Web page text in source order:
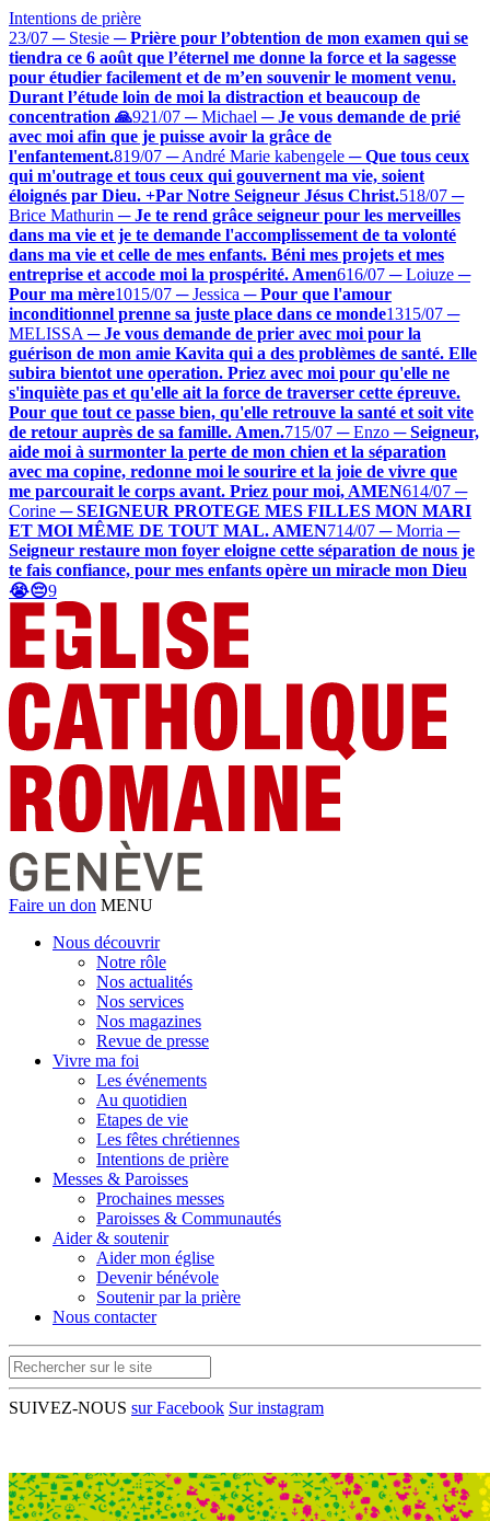
Intentions de prière
23/07 ─ Stesie ─ Prière pour l’obtention de mon examen qui se
tiendra ce 6 août que l’éternel me donne la force et la sagesse
pour étudier facilement et de m’en souvenir le moment venu.
Durant l’étude loin de moi la distraction et beaucoup de
concentration 🙏921/07 ─ Michael ─ Je vous demande de prié
avec moi afin que je puisse avoir la grâce de
l'enfantement.819/07 ─ André Marie kabengele ─ Que tous ceux
qui m'outrage et tous ceux qui gouvernent ma vie, soient
éloignés par Dieu. +Par Notre Seigneur Jésus Christ.518/07 ─
Brice Mathurin ─ Je te rend grâce seigneur pour les merveilles
dans ma vie et je te demande l'accomplissement de ta volonté
dans ma vie et celle de mes enfants. Béni mes projets et mes
entreprise et accode moi la prospérité. Amen616/07 ─ Loiuze ─
Pour ma mère1015/07 ─ Jessica ─ Pour que l'amour
inconditionnel prenne sa juste place dans ce monde1315/07 ─
MELISSA ─ Je vous demande de prier avec moi pour la
guérison de mon amie Kavita qui a des problèmes de santé. Elle
subira bientot une operation. Priez avec moi pour qu'elle ne
s'inquiète pas et qu'elle ait la force de traverser cette épreuve.
Pour que tout ce passe bien, qu'elle retrouve la santé et soit vite
de retour auprès de sa famille. Amen.715/07 ─ Enzo ─ Seigneur,
aide moi à surmonter la perte de mon chien et la séparation
avec ma copine, redonne moi le sourire et la joie de vivre que
me parcourait le corps avant. Priez pour moi, AMEN614/07 ─
Corine ─ SEIGNEUR PROTEGE MES FILLES MON MARI
ET MOI MÊME DE TOUT MAL. AMEN714/07 ─ Morria ─
Seigneur restaure mon foyer eloigne cette séparation de nous je
te fais confiance, pour mes enfants opère un miracle mon Dieu
😭😔9
Faire un don MENU
Nous découvrir
Notre rôle
Nos actualités
Nos services
Nos magazines
Revue de presse
Vivre ma foi
Les événements
Au quotidien
Etapes de vie
Les fêtes chrétiennes
Intentions de prière
Messes & Paroisses
Prochaines messes
Paroisses & Communautés
Aider & soutenir
Aider mon église
Devenir bénévole
Soutenir par la prière
Nous contacter
SUIVEZ-NOUS sur Facebook Sur instagram